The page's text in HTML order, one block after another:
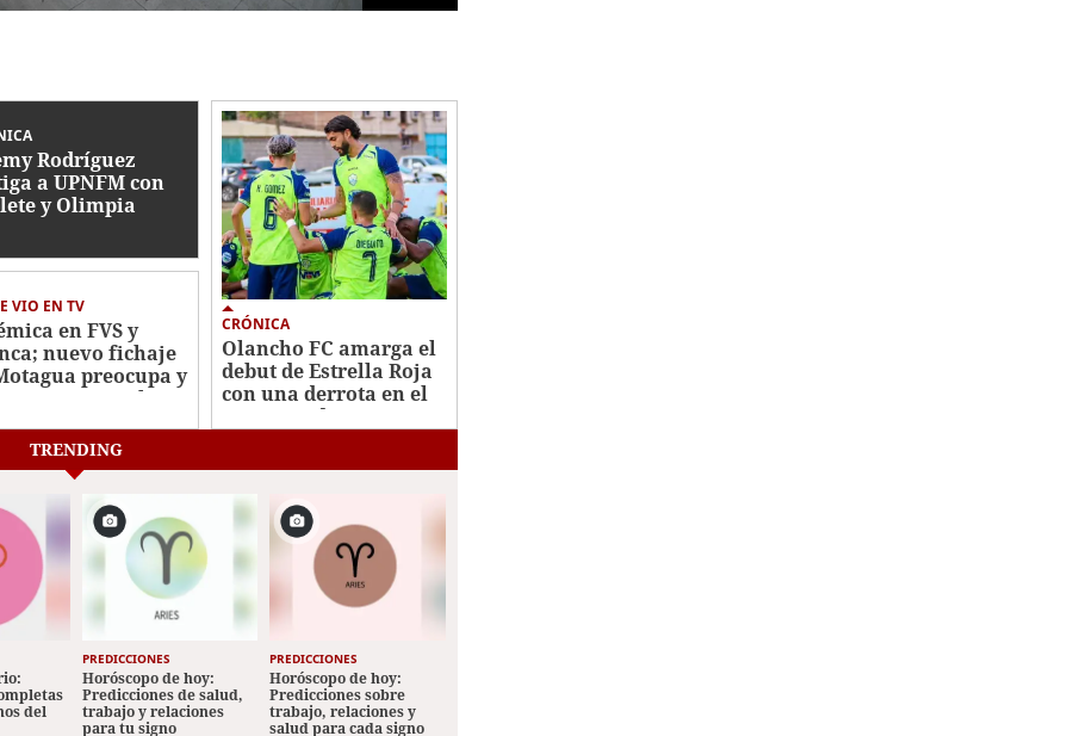
Rodríguez
a UPNFM con
y Olimpia
en Liga
VIO EN TV
en FVS y
nuevo fichaje
preocupa y
ante Juticalpa
CRÓNICA
Olancho FC amarga el
debut de Estrella Roja
con una derrota en el
Apertura de Liga
Nacional
TRENDING
del
PREDICCIONES
Horóscopo de hoy:
Predicciones de salud,
trabajo y relaciones
para tu signo
PREDICCIONES
Horóscopo de hoy:
Predicciones sobre
trabajo, relaciones y
salud para cada signo